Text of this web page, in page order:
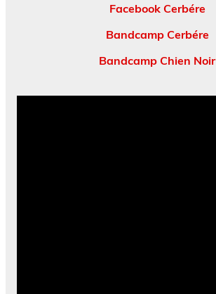
Facebook Cerbére
Bandcamp Cerbére
Bandcamp Chien Noir